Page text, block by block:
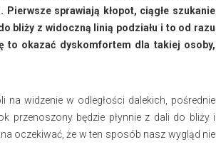
sprawiają kłopot, ciągłe szukanie
bliży z widoczną linią podziału i to od razu
to okazać dyskomfortem dla takiej osoby,
widzenie w odległości dalekich, pośrednie
przenoszony będzie płynnie z dali do bliży i
oczekiwać, że w ten sposób nasz wygląd nie